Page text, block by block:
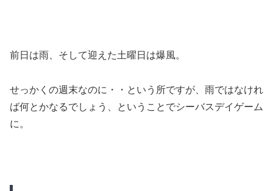
前日は雨、そして迎えた土曜日は爆風。
せっかくの週末なのに・・という所ですが、雨ではなけれ
ば何とかなるでしょう、ということでシーバスデイゲーム
に。